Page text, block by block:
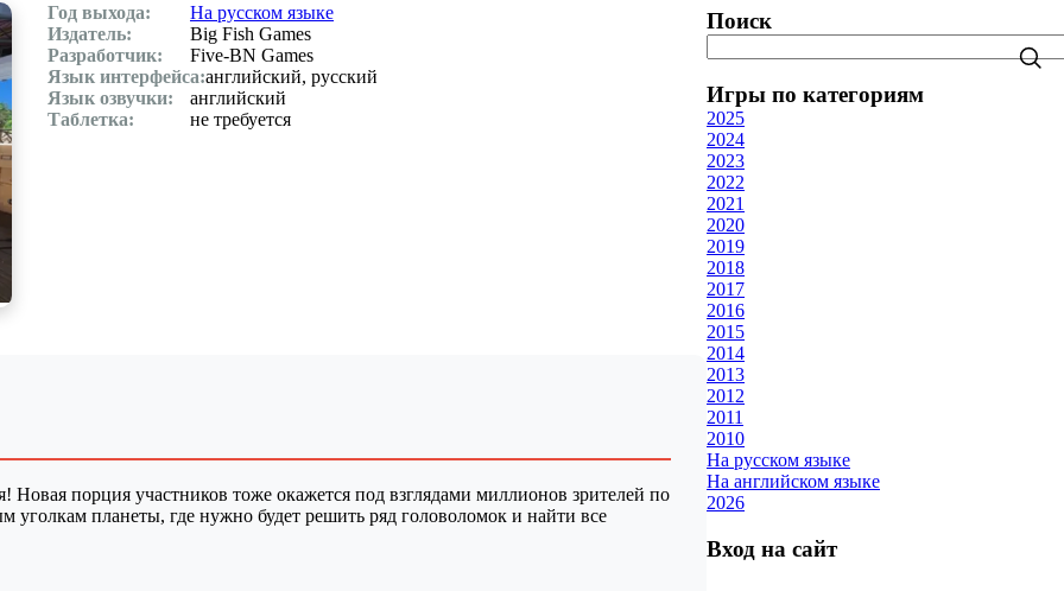
Год выхода:
На русском языке
Издатель:
Big Fish Games
Разработчик:
Five-BN Games
Язык интерфейса:английский, русский
Язык озвучки:
английский
Таблетка:
не требуется
Новая порция участников тоже окажется под взглядами миллионов зрителей по
планеты, где нужно будет решить ряд головоломок и найти все
Поиск
Игры по категориям
2025
2024
2023
2022
2021
2020
2019
2018
2017
2016
2015
2014
2013
2012
2011
2010
На русском языке
На английском языке
2026
Вход на сайт